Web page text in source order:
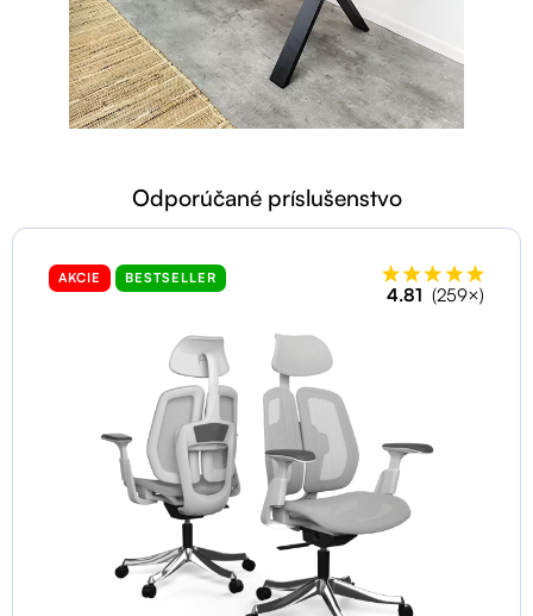
Odporúčané príslušenstvo
AKCIE BESTSELLER
4.81 (259×)